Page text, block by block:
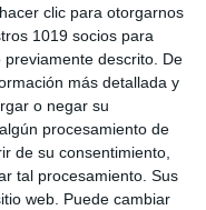
clic para otorgarnos
1019 socios para
descrito. De
más detallada y
o negar su
procesamiento de
de su consentimiento,
tal procesamiento. Sus
web. Puede cambiar
. Resulta
el cálculo
enESO.
FINAL